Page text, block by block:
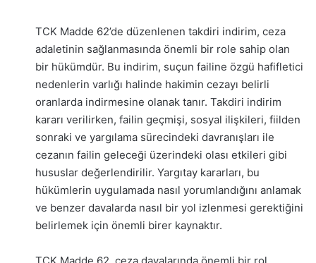
TCK Madde 62’de düzenlenen takdiri indirim, ceza
adaletinin sağlanmasında önemli bir role sahip olan
bir hükümdür. Bu indirim, suçun failine özgü hafifletici
nedenlerin varlığı halinde hakimin cezayı belirli
oranlarda indirmesine olanak tanır. Takdiri indirim
kararı verilirken, failin geçmişi, sosyal ilişkileri, fiilden
sonraki ve yargılama sürecindeki davranışları ile
cezanın failin geleceği üzerindeki olası etkileri gibi
hususlar değerlendirilir. Yargıtay kararları, bu
hükümlerin uygulamada nasıl yorumlandığını anlamak
ve benzer davalarda nasıl bir yol izlenmesi gerektiğini
belirlemek için önemli birer kaynaktır.